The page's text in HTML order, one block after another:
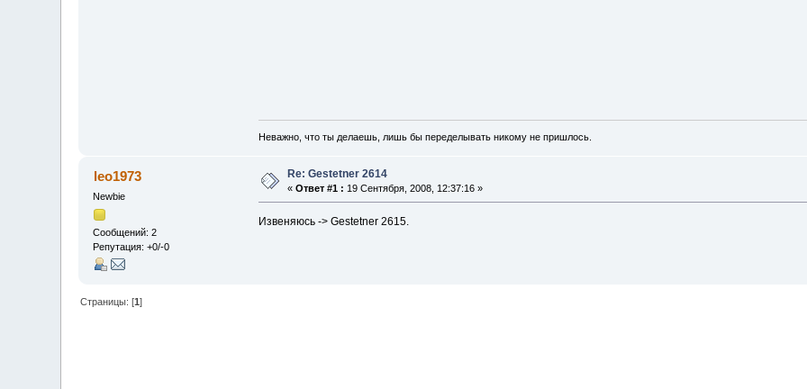
Неважно, что ты делаешь, лишь бы переделывать никому не пришлось.
leo1973
Newbie
Сообщений: 2
Репутация: +0/-0
Re: Gestetner 2614
«Ответ #1 : 19 Сентября, 2008, 12:37:16 »
Извеняюсь -> Gestetner 2615.
Страницы: [1]